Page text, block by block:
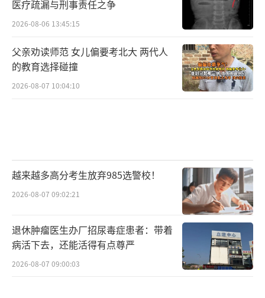
医疗疏漏与刑事责任之争
2026-08-06 13:45:15
父亲劝读师范 女儿偏要考北大 两代人
的教育选择碰撞
2026-08-07 10:04:10
越来越多高分考生放弃985选警校！
2026-08-07 09:02:21
退休肿瘤医生办厂招尿毒症患者：带着
病活下去，还能活得有点尊严
2026-08-07 09:00:03